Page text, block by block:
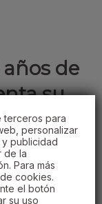
terceros para
personalizar
publicidad
de la
Para más
cookies.
el botón
su uso
de
su